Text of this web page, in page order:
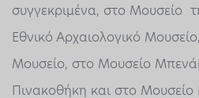
συγγεκριμένα, στο Μουσείο
Εθνικό Αρχαιολογικό
Μουσείο, στο Μουσείο
Πινακοθήκη και στο Μουσείο